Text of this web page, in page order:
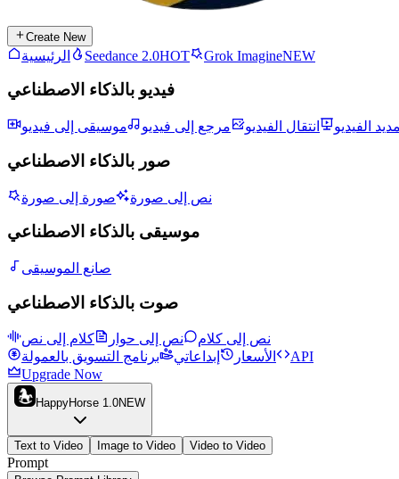
Create New
الرئيسية Seedance 2.0HOT Grok ImagineNEW
فيديو بالذكاء الاصطناعي
الفيديو انتقال الفيديو مرجع إلى فيديو موسيقى إلى فيديو
صور بالذكاء الاصطناعي
نص إلى صورة صورة إلى صورة
موسيقى بالذكاء الاصطناعي
صانع الموسيقى
صوت بالذكاء الاصطناعي
نص إلى كلام نص إلى حوار
كلام إلى نص
الأسعار
إبداعاتي برنامج التسويق بالعمولة
API
Upgrade Now
HappyHorse 1.0NEW
Text to Video Image to Video Video to Video
Prompt